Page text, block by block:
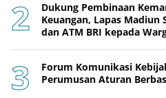
Dukung Pembinaan
Keuangan, Lapas Madiun
dan ATM BRI kepada
Forum Komunikasi
Perumusan Aturan